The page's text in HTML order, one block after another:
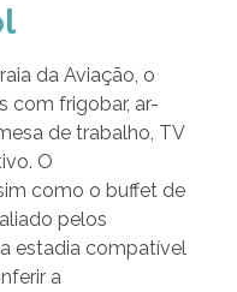
da Aviação, o
com frigobar, ar-
de trabalho, TV
O
como o buffet de
pelos
estadia compatível
a